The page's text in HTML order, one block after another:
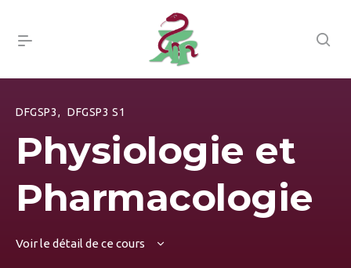
DFGSP3, DFGSP3 S1
Physiologie et
Pharmacologie
Voir le détail de ce cours